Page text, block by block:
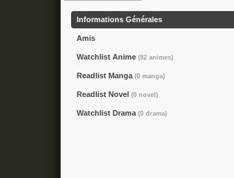
Informations Générales
Amis
Watchlist Anime (82 animes)
Readlist Manga (0 manga)
Readlist Novel (0 novel)
Watchlist Drama (0 drama)